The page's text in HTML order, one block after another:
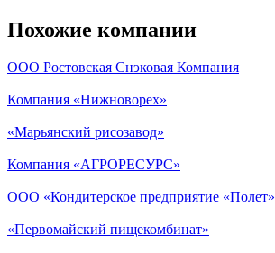
Похожие компании
ООО Ростовская Снэковая Компания
Компания «Нижноворех»
«Марьянский рисозавод»
Компания «АГРОРЕСУРС»
ООО «Кондитерское предприятие «Полет»
«Первомайский пищекомбинат»